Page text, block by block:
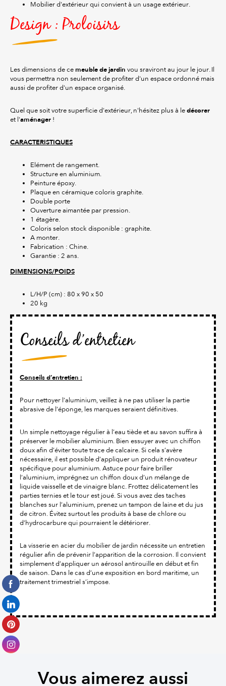
Mobilier d'extérieur qui convient à un usage extérieur.
Design : Proloisirs
Les dimensions de ce meuble de jardin vou sraviront au jour le jour. Il
vous permettra non seulement de profiter d'un espace ordonné mais
aussi de profiter d'un espace organisé.
Quel que soit votre superficie d'extérieur, n'hésitez plus à le décorer
et l'aménager !
CARACTERISTIQUES
Elément de rangement.
Structure en aluminium.
Peinture époxy.
Plaque en céramique coloris graphite.
Double porte
Ouverture aimantée par pression.
1 étagère.
Coloris selon stock disponible : graphite.
A monter.
Fabrication : Chine.
Garantie : 2 ans.
DIMENSIONS/POIDS
L/H/P (cm) : 80 x 90 x 50
20 kg
Conseils d’entretien
Conseils d’entretien :
Pour nettoyer l’aluminium, veillez à ne pas utiliser la partie
abrasive de l’éponge, les marques seraient définitives.
Un simple nettoyage régulier à l’eau tiède et au savon suffira à
préserver le mobilier aluminium. Bien essuyer avec un chiffon
doux afin d’éviter toute trace de calcaire. Si cela s’avère
nécessaire, il est possible d’appliquer un produit rénovateur
spécifique pour aluminium. Astuce pour faire briller
l’aluminium, imprégnez un chiffon doux d’un mélange de
liquide vaisselle et de vinaigre blanc. Frottez délicatement les
parties ternies et le tour est joué. Si vous avez des taches
blanches sur l’aluminium, prenez un tampon de laine et du jus
de citron. Évitez surtout les produits à base de chlore ou
d’hydrocarbure qui pourraient le détériorer.
La visserie en acier du mobilier de jardin nécessite un entretien
régulier afin de prévenir l’apparition de la corrosion. Il convient
simplement d’appliquer un aérosol antirouille en début et fin
de saison. Dans le cas d’une exposition en bord maritime, un
traitement trimestriel s’impose.
Vous aimerez aussi